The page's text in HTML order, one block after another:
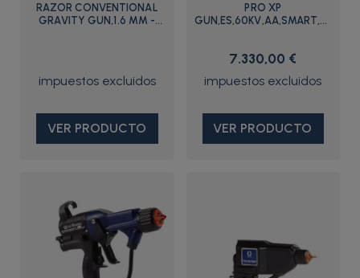
RAZOR CONVENTIONAL
GRAVITY GUN,1.6 MM -
VER PRODUCTO
PRO XP
GUN,ES,60KV,AA,SMART,WB
7.330,00 €
VER PRODUCTO